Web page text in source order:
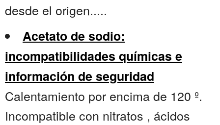
desde el origen.....
Acetato de sodio:
incompatibilidades químicas e
información de seguridad
Calentamiento por encima de 120 º.
Incompatible con nitratos , ácidos